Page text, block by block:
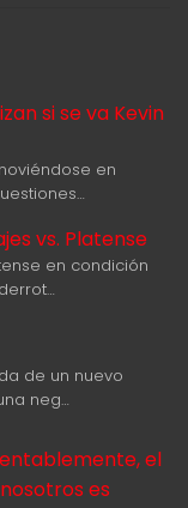
si se va Kevin
en
vs. Platense
en condición
de un nuevo
neg…
el
es